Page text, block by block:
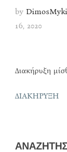
by
16, 2020
Διακήρυξη
ΔΙΑΚΗΡΥΞΗ